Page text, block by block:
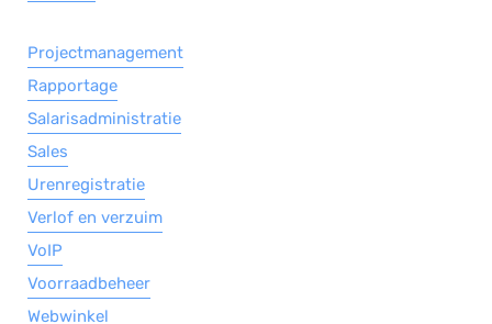
Projectmanagement
Rapportage
Salarisadministratie
Sales
Urenregistratie
Verlof en verzuim
VoIP
Voorraadbeheer
Webwinkel